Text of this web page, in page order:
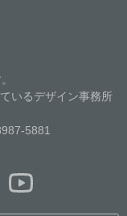
いるデザイン事務所
5881